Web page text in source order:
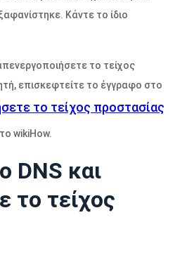
Κάντε το ίδιο
το τείχος
επισκεφτείτε το έγγραφο στο
το τείχος προστασίας
wikiHow.
DNS και
το τείχος